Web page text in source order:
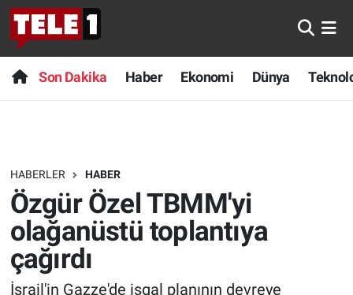
Son Dakika Haber Ekonomi Dünya
HABERLER HABER
Özgür Özel TBMM'yi
olağanüstü toplantıya
çağırdı
İsrail'in Gazze'de işgal planının devreye
Anında Manşet
Başka Sohbetler
Bilim turu
Bilim ve Teknoloji Evreni
Doğa Konuşuyor
Son Dakika
Haber
Dünya
Teknoloji
Sağlık
Nöbetçi Eczaneler
Hava Durumu
Trafik Durumu
Süper Lig Puan Durumu ve Fikstür
Tüm Manşetler